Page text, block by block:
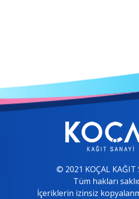
© 2021 KOÇAL KAĞIT
Tüm hakları
İçeriklerin izinsiz